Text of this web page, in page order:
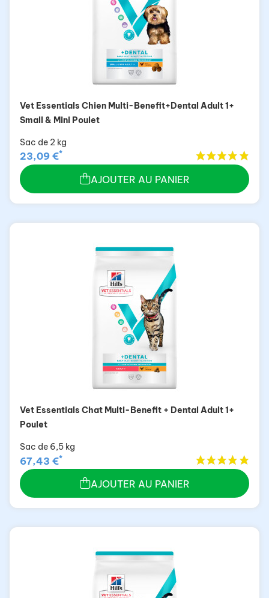
Vet Essentials Chien Multi-Benefit+Dental Adult 1+
Small & Mini Poulet
Sac de 2 kg
23,09 €*
AJOUTER AU PANIER
Vet Essentials Chat Multi-Benefit + Dental Adult 1+
Poulet
Sac de 6,5 kg
67,43 €*
AJOUTER AU PANIER